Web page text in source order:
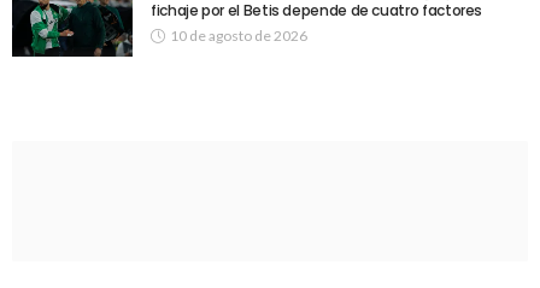
fichaje por el Betis depende de cuatro factores
10 de agosto de 2026